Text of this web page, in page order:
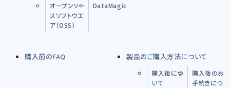
オープンソー
スソフトウエ
ア（OSS）
DataMagic
購入前のFAQ 製品のご購入方法について
購入後につ
いて
購入後のお
手続きにつ